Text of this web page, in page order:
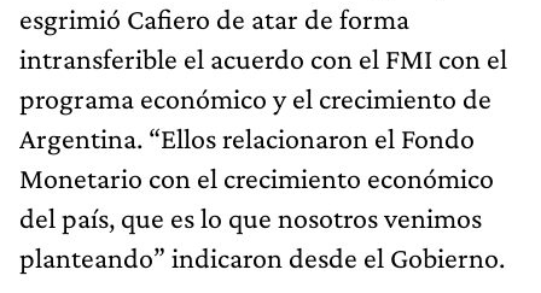
esgrimió Cafiero de atar de forma
intransferible el acuerdo con el FMI con el
programa económico y el crecimiento de
Argentina. “Ellos relacionaron el Fondo
Monetario con el crecimiento económico
del país, que es lo que nosotros venimos
planteando” indicaron desde el Gobierno.